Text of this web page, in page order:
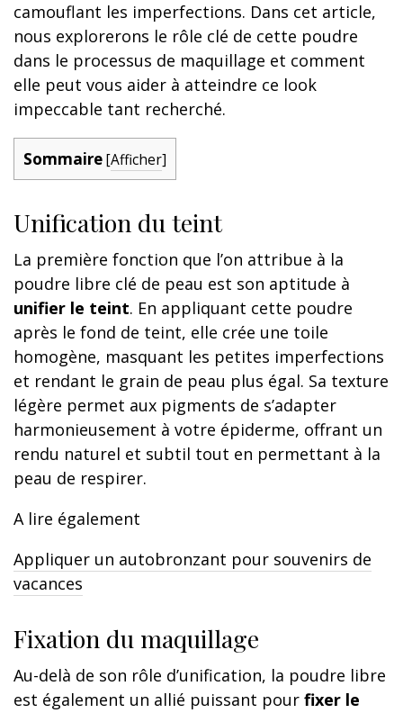
camouflant les imperfections. Dans cet article,
nous explorerons le rôle clé de cette poudre
dans le processus de maquillage et comment
elle peut vous aider à atteindre ce look
impeccable tant recherché.
Sommaire[Afficher]
Unification du teint
La première fonction que l’on attribue à la
poudre libre clé de peau est son aptitude à
unifier le teint. En appliquant cette poudre
après le fond de teint, elle crée une toile
homogène, masquant les petites imperfections
et rendant le grain de peau plus égal. Sa texture
légère permet aux pigments de s’adapter
harmonieusement à votre épiderme, offrant un
rendu naturel et subtil tout en permettant à la
peau de respirer.
A lire également
Appliquer un autobronzant pour souvenirs de
vacances
Fixation du maquillage
Au-delà de son rôle d’unification, la poudre libre
est également un allié puissant pour fixer le